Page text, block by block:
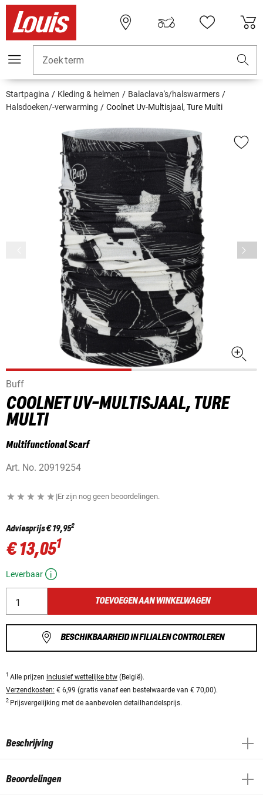
Zoekterm
Startpagina Kleding & helmen
Balaclava's/halswarmers
Halsdoeken/-verwarming
Coolnet Uv-Multisjaal, Ture Multi
Buff
COOLNET UV-MULTISJAAL, TURE
MULTI
Multifunctional Scarf
Art. No. 20919254
|Er zijn nog geen beoordelingen.
Adviesprijs€ 19,952
€ 13,051
Leverbaar
TOEVOEGEN AAN WINKELWAGEN
BESCHIKBAARHEID IN FILIALEN CONTROLEREN
1 Alle prijzen inclusief wettelijke btw (België).
Verzendkosten: € 6,99 (gratis vanaf een bestelwaarde van € 70,00).
2 Prijsvergelijking met de aanbevolen detailhandelsprijs.
Beschrijving
Beoordelingen